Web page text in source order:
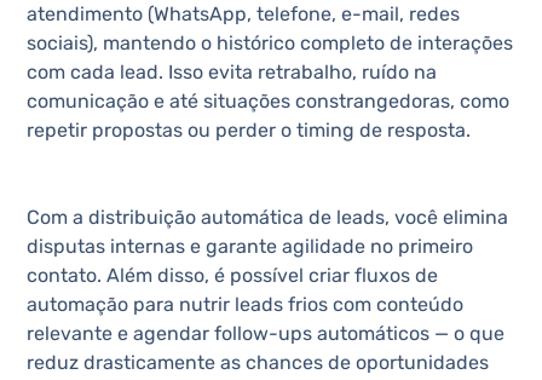
atendimento (WhatsApp, telefone, e-mail, redes
sociais), mantendo o histórico completo de interações
com cada lead. Isso evita retrabalho, ruído na
comunicação e até situações constrangedoras, como
repetir propostas ou perder o timing de resposta.
Com a distribuição automática de leads, você elimina
disputas internas e garante agilidade no primeiro
contato. Além disso, é possível criar fluxos de
automação para nutrir leads frios com conteúdo
relevante e agendar follow-ups automáticos — o que
reduz drasticamente as chances de oportunidades